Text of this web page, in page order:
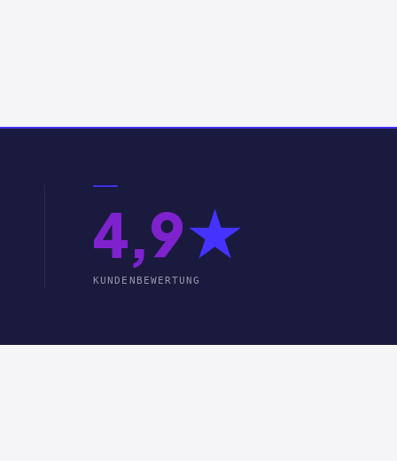
4,9★
KUNDENBEWERTUNG